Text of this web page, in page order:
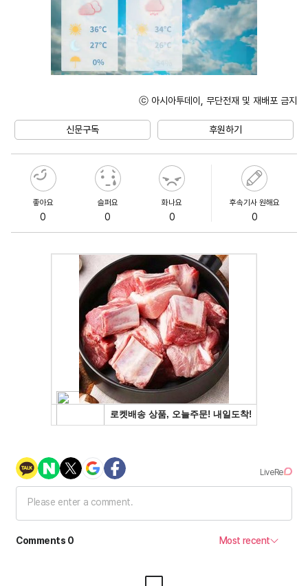
ⓒ 아시아투데이, 무단전재 및 재배포 금지
신문구독 후원하기
좋아요
0
슬퍼요
0
화나요
0
후속기사 원해요
0